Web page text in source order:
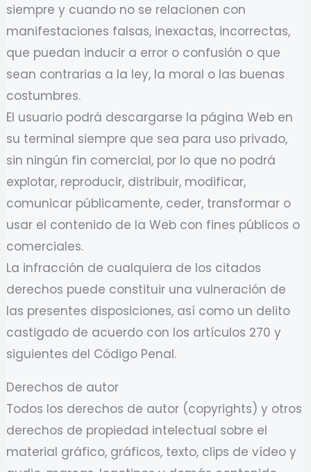
siempre y cuando no se relacionen con
manifestaciones falsas, inexactas, incorrectas,
que puedan inducir a error o confusión o que
sean contrarias a la ley, la moral o las buenas
costumbres.
El usuario podrá descargarse la página Web en
su terminal siempre que sea para uso privado,
sin ningún fin comercial, por lo que no podrá
explotar, reproducir, distribuir, modificar,
comunicar públicamente, ceder, transformar o
usar el contenido de la Web con fines públicos o
comerciales.
La infracción de cualquiera de los citados
derechos puede constituir una vulneración de
las presentes disposiciones, así como un delito
castigado de acuerdo con los artículos 270 y
siguientes del Código Penal.
Derechos de autor
Todos los derechos de autor (copyrights) y otros
derechos de propiedad intelectual sobre el
material gráfico, gráficos, texto, clips de vídeo y